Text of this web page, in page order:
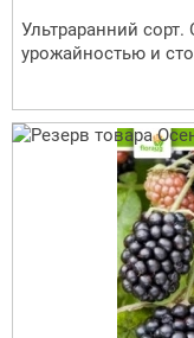
Ультраранний
урожайностью и